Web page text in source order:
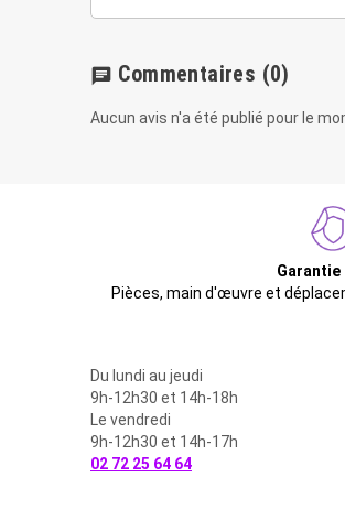
chat Commentaires (0)
Aucun avis n'a été publié pour le
Pièces, main d'œuvre et
Du lundi au jeudi
9h-12h30 et 14h-18h
Le vendredi
9h-12h30 et 14h-17h
02 72 25 64 64